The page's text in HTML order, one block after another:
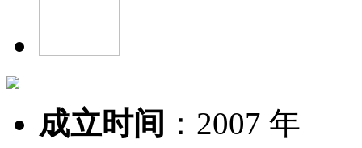
成立时间 ： 2007 年